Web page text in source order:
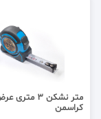
کراسمن